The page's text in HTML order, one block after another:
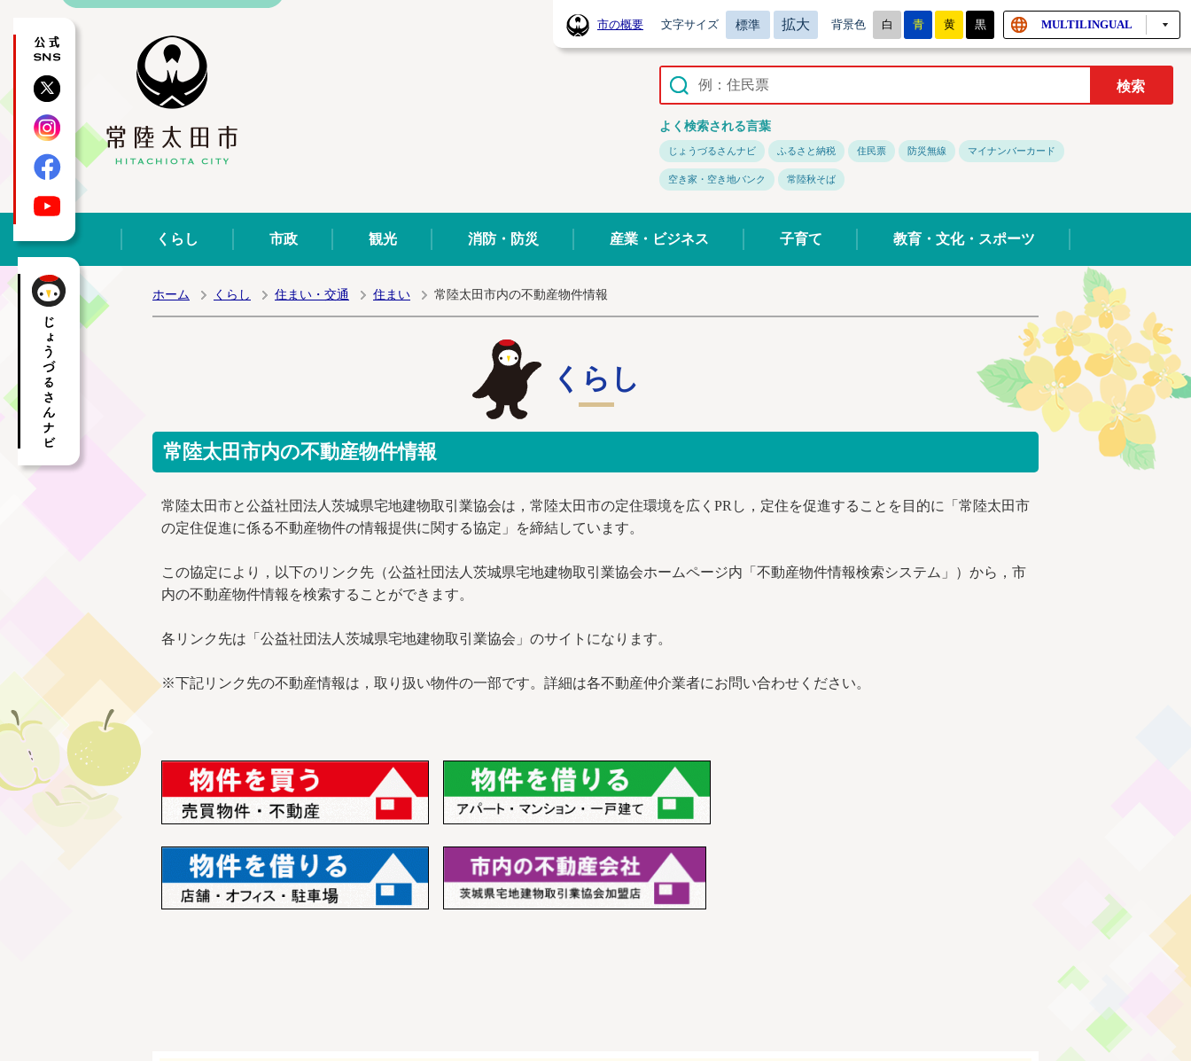
常陸太田市ホームページ
市の概要 文字サイズ 標準 拡大 背景色 白 青 黄 黒 MULTILINGUAL
よく検索される言葉
じょうづるさんナビ ふるさと納税 住民票 防災無線 マイナンバーカード
空き家・空き地バンク 常陸秋そば
公式SNS
X
Instagram
Facebook
YouTube くらし 市政 観光 消防・防災 産業・ビジネス 子育て 教育・文化・スポーツ
ホーム くらし 住まい・交通 住まい 常陸太田市内の不動産物件情報
くらし
常陸太田市内の不動産物件情報
常陸太田市と公益社団法人茨城県宅地建物取引業協会は，常陸太田市の定住環境を広くPRし，定住を促進することを目的に「常陸太田市
の定住促進に係る不動産物件の情報提供に関する協定」を締結しています。
この協定により，以下のリンク先（公益社団法人茨城県宅地建物取引業協会ホームページ内「不動産物件情報検索システム」）から，市
内の不動産物件情報を検索することができます。
各リンク先は「公益社団法人茨城県宅地建物取引業協会」のサイトになります。
※下記リンク先の不動産情報は，取り扱い物件の一部です。詳細は各不動産仲介業者にお問い合わせください。